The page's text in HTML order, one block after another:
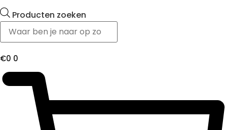
Producten zoeken
€0 0